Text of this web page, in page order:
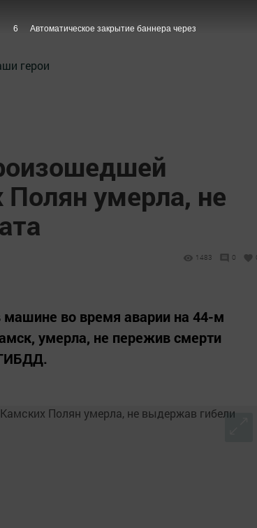
герои
Полян умерла, не
1483 0
машине во время аварии на 44-м
умерла, не пережив смерти
5 Автоматическое закрытие баннера через